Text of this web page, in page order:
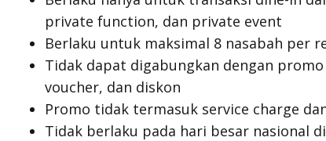
private function, dan private event
Berlaku untuk maksimal 8 nasabah per
Tidak dapat digabungkan dengan
voucher, dan diskon
Promo tidak termasuk service charge
Tidak berlaku pada hari besar nasional